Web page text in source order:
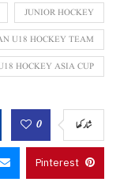
JUNIOR HOCKEY
U18 HOCKEY TEAM
HOCKEY ASIA CUP
شاركها 0
Pinterest